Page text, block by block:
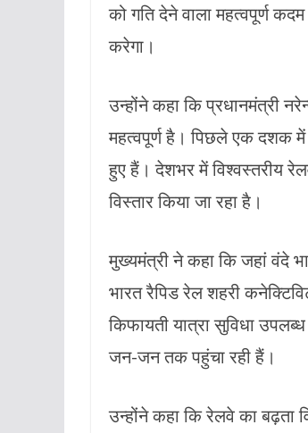
को गति देने वाला महत्वपूर्ण
करेगा।
उन्होंने कहा कि प्रधानमंत्री
महत्वपूर्ण है। पिछले एक दशक में
हुए हैं। देशभर में विश्वस्तरीय
विस्तार किया जा रहा है।
मुख्यमंत्री ने कहा कि जहां वंदे
भारत रैपिड रेल शहरी
किफायती यात्रा सुविधा
जन-जन तक पहुंचा रही हैं।
उन्होंने कहा कि रेलवे का बढ़ता